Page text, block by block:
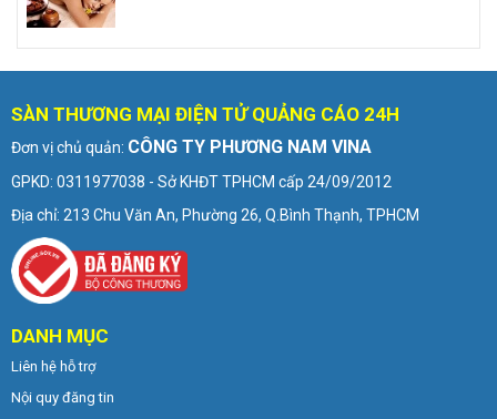
SÀN THƯƠNG MẠI ĐIỆN TỬ QUẢNG CÁO 24H
Đơn vị chủ quản: CÔNG TY PHƯƠNG NAM VINA
GPKD: 0311977038 - Sở KHĐT TPHCM cấp 24/09/2012
Địa chỉ: 213 Chu Văn An, Phường 26, Q.Bình Thạnh, TPHCM
DANH MỤC
Liên hệ hỗ trợ
Nội quy đăng tin